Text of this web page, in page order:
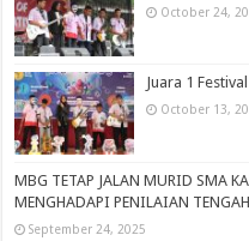
October 24,
Juara 1
October 13,
MBG TETAP JALAN MURID SMA
MENGHADAPI PENILAIAN
September 24, 2025